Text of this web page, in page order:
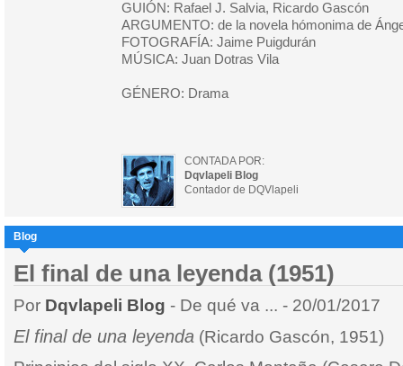
GUIÓN: Rafael J. Salvia, Ricardo Gascón
ARGUMENTO: de la novela hómonima de
FOTOGRAFÍA: Jaime Puigdurán
MÚSICA: Juan Dotras Vila
GÉNERO: Drama
CONTADA POR:
Dqvlapeli Blog
Contador de DQVlapeli
Blog
El final de una leyenda (1951)
Por Dqvlapeli Blog - De qué va ... - 20/01/2017
El final de una leyenda (Ricardo Gascón, 1951)